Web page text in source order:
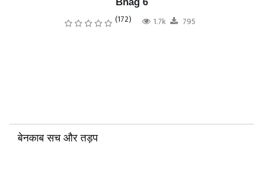
(172) 1.7k 795
बेनकाब सच और तड़प